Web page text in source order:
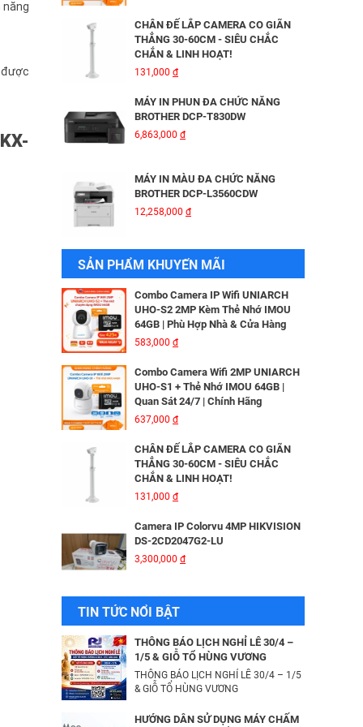
năng
được
CHÂN ĐẾ LẮP CAMERA CO GIÃN
THẲNG 30-60CM - SIÊU CHẮC
CHẮN & LINH HOẠT!
131,000 đ
MÁY IN PHUN ĐA CHỨC NĂNG
BROTHER DCP-T830DW
6,863,000 đ
MÁY IN MÀU ĐA CHỨC NĂNG
BROTHER DCP-L3560CDW
12,258,000 đ
MÁY IN BROTHER DCP - B7640DW
MÁY IN BROTHER DCP-B7620DW
5,690,000
MÁY IN KIM EPSON LQ310 - 01 Y
6,335,000
Bộ Lưu Điện Santak C10KS‑LCD
53,678,000
Bộ lưu điện UPS Online SANTAK
33,501,000đ
Camera IP Wifi 2MP UNIARCH T1L-
2WT Kèm Thẻ Nhớ IMOU 64GB |
Xem Từ Xa | Dễ Lắp Đặt
425,000 đ
Camera IP Wifi 2MP UNIARCH UHO-
SẢN PHẨM KHUYẾN MÃI
3,816,000đ
BỘ MỞ RỘNG CÁP QUANG HDMI
KVM MT-VIKI MT-HK020
5,600,000đ
Camera IP Wifi 2MP UNIARCH T1L-
425,000đ
Camera IP Wifi 2MP UNIARCH UHO-
Từ Xa | Dễ Lắp Đặt
624,000đ
Combo Camera IP Wifi UNIARCH
UHO-S2 2MP Kèm Thẻ Nhớ IMOU
64GB | Phù Hợp Nhà & Cửa Hàng
583,000 đ
Combo Camera Wifi 2MP UNIARCH
UHO-S1 + Thẻ Nhớ IMOU 64GB |
Quan Sát 24/7 | Chính Hãng
637,000 đ
CHÂN ĐẾ LẮP CAMERA CO GIÃN
THẲNG 30-60CM - SIÊU CHẮC
CHẮN & LINH HOẠT!
131,000 đ
Camera IP Colorvu 4MP HIKVISION
DS-2CD2047G2-LU
3,300,000 đ
Camera IP 4MP HIKVISION DS-
2CD2043G2-IU
2,376,000 đ
Camera IP Dome 4.0 Megapixel
HIKVISION DS-2CD2346G2-ISU/SL​
3,256,000 đ
TIN TỨC NỔI BẬT
THÔNG BÁO LỊCH NGHỈ LỄ 30/4 –
1/5 & GIỖ TỔ HÙNG VƯƠNG
THÔNG BÁO LỊCH NGHỈ LỄ 30/4 – 1/5
& GIỖ TỔ HÙNG VƯƠNG
HƯỚNG DẪN SỬ DỤNG MÁY CHẤM